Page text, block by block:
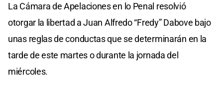
La Cámara de Apelaciones en lo Penal resolvió
otorgar la libertad a Juan Alfredo “Fredy” Dabove bajo
unas reglas de conductas que se determinarán en la
tarde de este martes o durante la jornada del
miércoles.